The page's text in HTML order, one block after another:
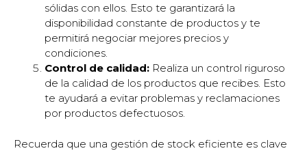
sólidas con ellos. Esto te garantizará la
disponibilidad constante de productos y te
permitirá negociar mejores precios y
condiciones.
Control de calidad: Realiza un control riguroso
de la calidad de los productos que recibes. Esto
te ayudará a evitar problemas y reclamaciones
por productos defectuosos.
Recuerda que una gestión de stock eficiente es clave